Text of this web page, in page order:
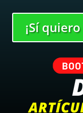
¡Sí